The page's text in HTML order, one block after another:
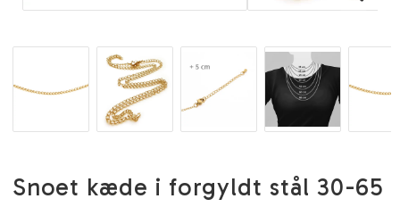
Snoet kæde i forgyldt stål 30-65